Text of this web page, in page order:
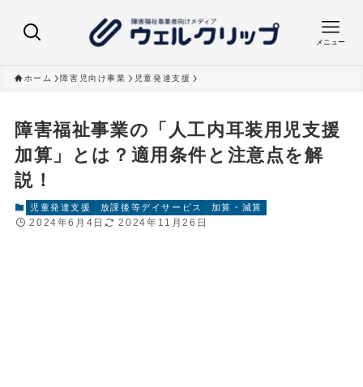
メニュー
ホーム 障害児向け事業 児童発達支援
障害福祉事業の「人工内耳装用児支援
加算」とは？適用条件と注意点を解
説！
児童発達支援 放課後等デイサービス 加算・減算
2024年6月4日 2024年11月26日